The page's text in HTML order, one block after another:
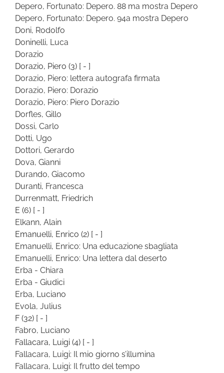
Depero, Fortunato: Depero. 88 ma mostra Depero
Depero, Fortunato: Depero. 94a mostra Depero
Doni, Rodolfo
Doninelli, Luca
Dorazio
Dorazio, Piero (3) [ - ]
Dorazio, Piero: lettera autografa firmata
Dorazio, Piero: Dorazio
Dorazio, Piero: Piero Dorazio
Dorfles, Gillo
Dossi, Carlo
Dotti, Ugo
Dottori, Gerardo
Dova, Gianni
Durando, Giacomo
Duranti, Francesca
Durrenmatt, Friedrich
E (6) [ - ]
Elkann, Alain
Emanuelli, Enrico (2) [ - ]
Emanuelli, Enrico: Una educazione sbagliata
Emanuelli, Enrico: Una lettera dal deserto
Erba - Chiara
Erba - Giudici
Erba, Luciano
Evola, Julius
F (32) [ - ]
Fabro, Luciano
Fallacara, Luigi (4) [ - ]
Fallacara, Luigi: Il mio giorno s’illumina
Fallacara, Luigi: Il frutto del tempo